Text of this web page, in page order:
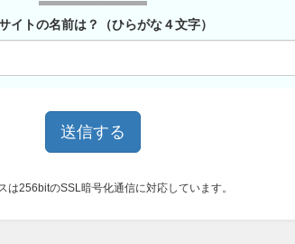
イトの名前は？（ひらがな４文字）
は256bitのSSL暗号化通信に対応しています。